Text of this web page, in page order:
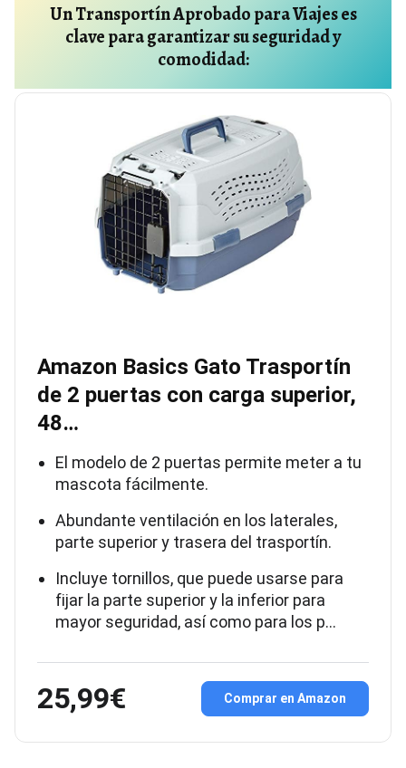
Un Transportín Aprobado para Viajes es
clave para garantizar su seguridad y
comodidad:
Amazon Basics Gato Trasportín
de 2 puertas con carga superior,
48…
El modelo de 2 puertas permite meter a tu
mascota fácilmente.
Abundante ventilación en los laterales,
parte superior y trasera del trasportín.
Incluye tornillos, que puede usarse para
fijar la parte superior y la inferior para
mayor seguridad, así como para los p…
25,99€ Comprar en Amazon